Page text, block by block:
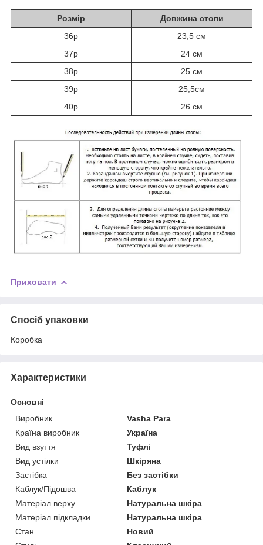
Розмір
Довжина стопи
36р
23,5 см
37р
24 см
38р
25 см
39р
25,5см
40р
26 см
Приховати
Спосіб упаковки
Коробка
Характеристики
Основні
Виробник
Vasha Para
Країна виробник
Україна
Вид взуття
Туфлі
Вид устілки
Шкіряна
Застібка
Без застібки
Каблук/Підошва
Каблук
Матеріал верху
Натуральна шкіра
Матеріал підкладки
Натуральна шкіра
Стан
Новий